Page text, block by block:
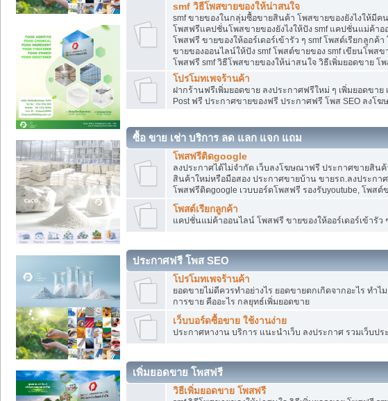
smf วิธีโพสขายของให้น่าสนใจ
smf ขายของในกลุ่มซื้อขายสินค้า โพสขายของยังไงให้มีค
โพสฟรีแคปชั่นโพสขายของยังไงให้ปัง smf แคปชั่นแม่ค้า
โพสฟรี ขายของให้ออร์เดอร์เข้ารัว ๆ smf โพสต์เรียกลูกค้
ขายของออนไลน์ให้ปัง smf โพสต์ขายของ smf เขียนโพส
โพสฟรี smf วิธีโพสขายของให้น่าสนใจ วิธีเพิ่มยอดขาย โ
โปรโมทเพจร้านค้า
ฝากร้านฟรีเพิ่มยอดขาย ลงประกาศฟรีใหม่ ๆ เพิ่มยอดขาย
Post ฟรี ประกาศขายของฟรี ประกาศฟรี โพส SEO ลงโ
ซื้อ ขาย เช่า บริการ ลด แลก แจก แถม
โพสฟรีติดgoogle
ลงประกาศได้ไม่จำกัด เว็บลงโฆษณาฟรี ประกาศขายสิน
สินค้าใหม่หรือมือสอง ประกาศขายบ้าน ขายรถ.ลงประกา
โพสฟรีติดgoogle เวบบอร์ดโพสฟรี รองรับyoutube, โพสต์
โพสต์เรียกลูกค้า
แคปชั่นแม่ค้าออนไลน์ โพสฟรี ขายของให้ออร์เดอร์เข้ารัว
ประกาศฟรี โพส SEO
โปรโมทเพจร้านค้า
ยอดขายไม่ดีควรทำอย่างไร ยอดขายตกเกิดจากอะไร ทำไ
การขาย คืออะไร กลยุทธ์เพิ่มยอดขาย
เว็บบอร์ดซื้อขาย ใช้งานง่าย
ประกาศหางาน บริการ แนะนำเว็บ ลงประกาศ รวมเว็บปร
เพิ่มยอดขาย โพสฟรี
วิธีเพิ่มยอดขาย โพสฟรี